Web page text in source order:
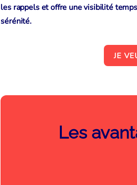
les rappels et offre une visibilité
sérénité.
JE
Les